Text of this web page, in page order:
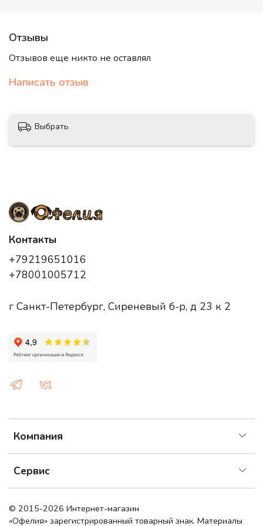
Отзывы
Отзывов еще никто не оставлял
Написать отзыв
Выбрать
Компания
Сервис
Контакты
+79219651016
+78001005712
г Санкт-Петербург, Сиреневый б-р, д 23 к 2
© 2015-2026 Интернет-магазин
«Офелия» зарегистрированный товарный знак. Материалы